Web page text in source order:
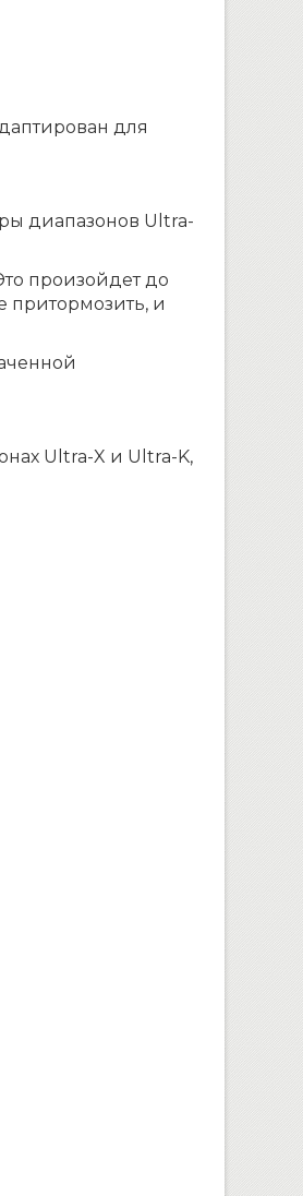
для
диапазонов Ultra-
произойдет до
притормозить, и
Ultra-X и Ultra-K,